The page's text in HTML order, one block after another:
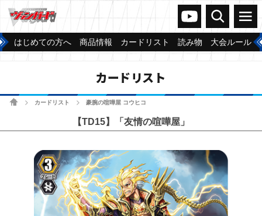
ヴァンガードch
検索 メニュー
はじめての方へ 商品情報 カードリスト 読み物 大会ルール
カードリスト
ホームカードリスト 豪腕の喧嘩屋 コウヒコ
【TD15】「友情の喧嘩屋」